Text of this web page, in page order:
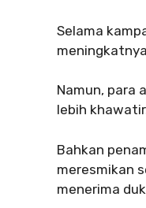
Selama
Namun, para
lebih
Bahkan
meresmikan
menerima